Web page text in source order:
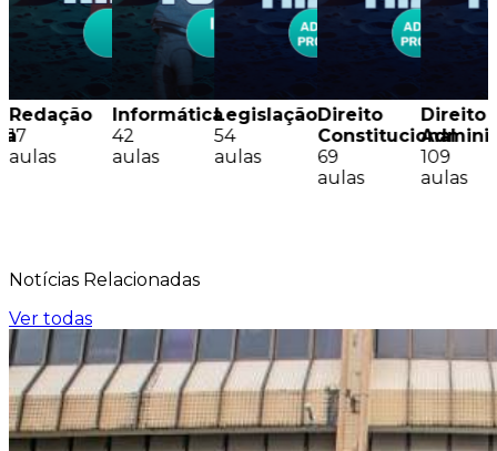
Redação
17
aulas
Informática
42
aulas
Legislação
54
aulas
Direito
Constitucional
69
aulas
Direito
109
aulas
Notícias Relacionadas
Ver todas